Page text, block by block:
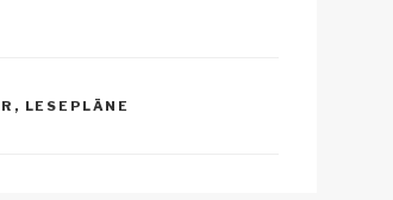
at
, LESEPLÄNE